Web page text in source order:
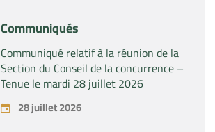
Communiqués
Communiqué relatif à la réunion de la
Section du Conseil de la concurrence –
Tenue le mardi 28 juillet 2026
28 juillet 2026